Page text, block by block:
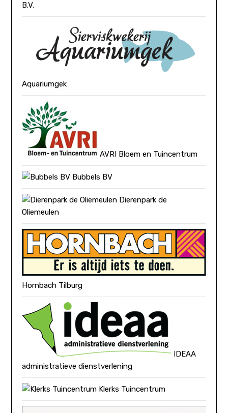
B.V.
Aquariumgek
AVRI Bloem en Tuincentrum
Bubbels BV
Dierenpark de
Oliemeulen
Hornbach Tilburg
IDEAA
administratieve dienstverlening
Klerks Tuincentrum